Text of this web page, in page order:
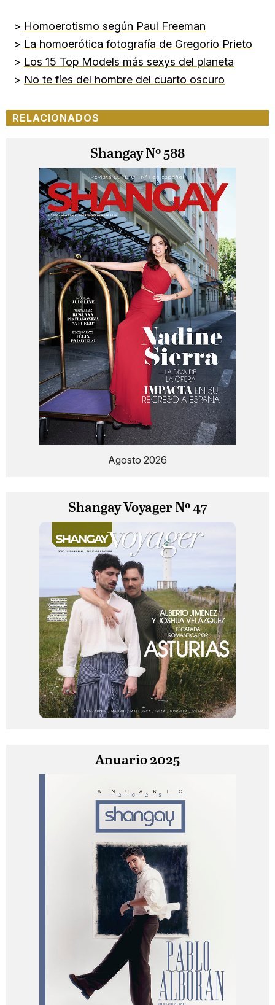
> Homoerotismo según Paul Freeman
> La homoerótica fotografía de Gregorio Prieto
> Los 15 Top Models más sexys del planeta
> No te fíes del hombre del cuarto oscuro
RELACIONADOS
Shangay Nº 588
Agosto 2026
Shangay Voyager Nº 47
Anuario 2025